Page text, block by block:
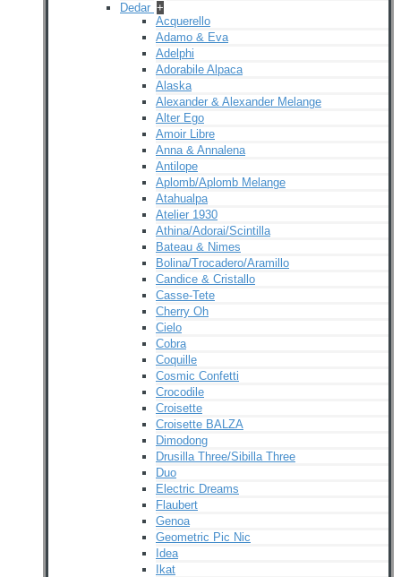
Dedar +
Acquerello
Adamo & Eva
Adelphi
Adorabile Alpaca
Alaska
Alexander & Alexander Melange
Alter Ego
Amoir Libre
Anna & Annalena
Antilope
Aplomb/Aplomb Melange
Atahualpa
Atelier 1930
Athina/Adorai/Scintilla
Bateau & Nimes
Bolina/Trocadero/Aramillo
Candice & Cristallo
Casse-Tete
Cherry Oh
Cielo
Cobra
Coquille
Cosmic Confetti
Crocodile
Croisette
Croisette BALZA
Dimodong
Drusilla Three/Sibilla Three
Duo
Electric Dreams
Flaubert
Genoa
Geometric Pic Nic
Idea
Ikat